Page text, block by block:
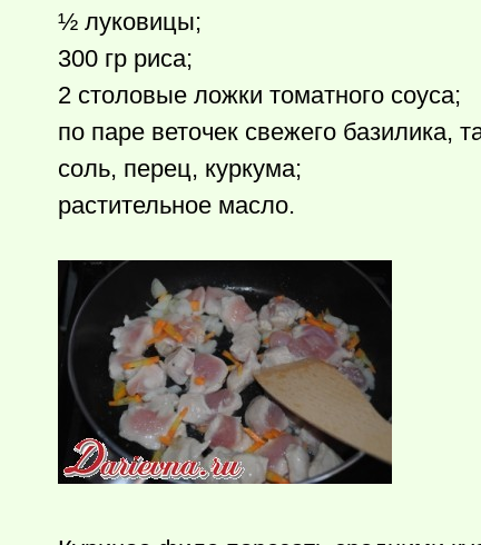
½ луковицы;
300 гр риса;
2 столовые ложки томатного соуса;
по паре веточек свежего базилика,
соль, перец, куркума;
растительн­ое масло.